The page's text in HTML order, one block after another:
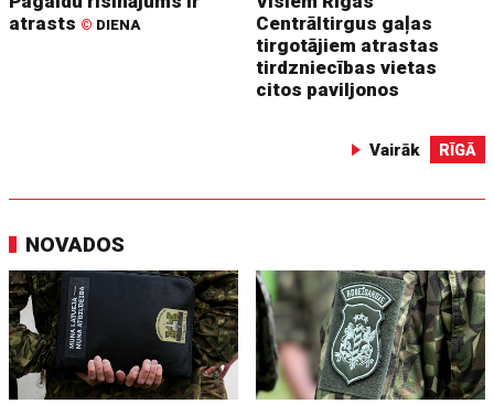
atrasts © DIENA
Centrāltirgus gaļas
tirgotājiem atrastas
tirdzniecības vietas
citos paviljonos
Vairāk RĪGĀ
NOVADOS